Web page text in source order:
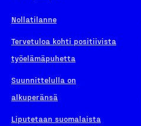
Nollatilanne
Tervetuloa kohti positiivista
työelämäpuhetta
Suunnittelulla on
alkuperänsä
Liputetaan suomalaista